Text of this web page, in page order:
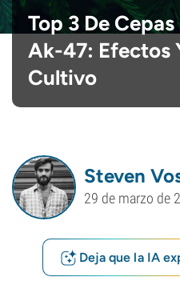
Top 3 De
Ak-47: Efectos
Cultivo
Steven
29 de marzo de
Deja que la IA